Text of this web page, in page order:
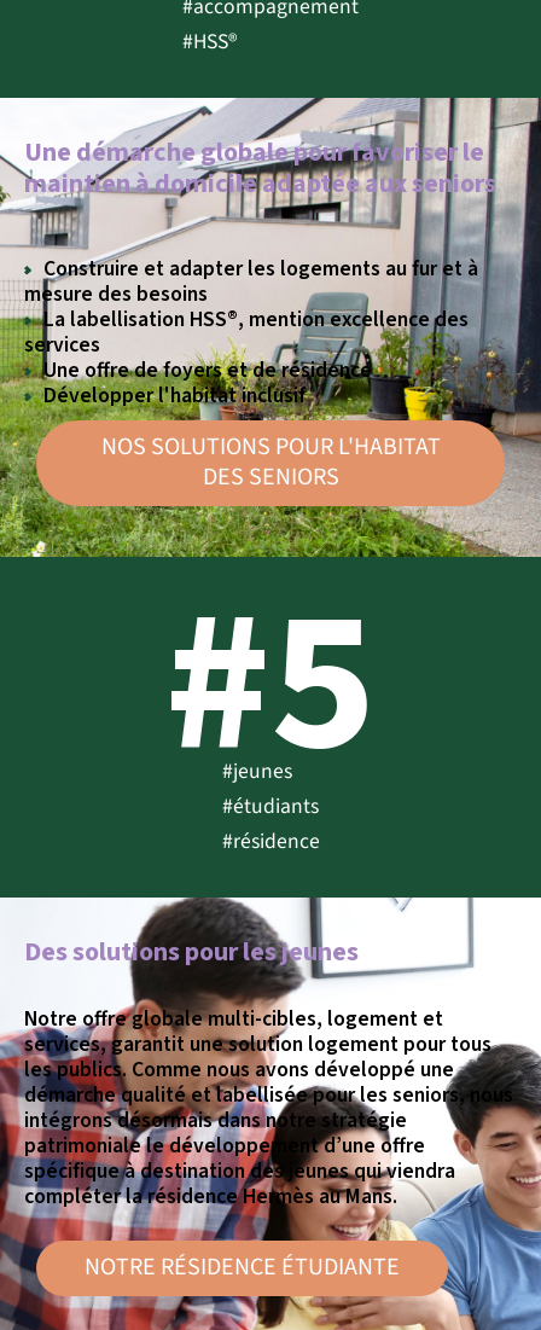
#accompagnement
#HSS®
Une démarche globale pour favoriser le
maintien à domicile adaptée aux seniors
Construire et adapter les logements au fur et à
mesure des besoins
La labellisation HSS®, mention excellence des
services
Une offre de foyers et de résidence
Développer l'habitat inclusif
NOS SOLUTIONS POUR L'HABITAT
DES SENIORS
#5
#jeunes
#étudiants
#résidence
​Des solutions pour les jeunes
Notre offre globale multi-cibles, logement et
services, garantit une solution logement pour tous
les publics. Comme nous avons développé une
démarche qualité et labellisée pour les seniors, nous
intégrons désormais dans notre stratégie
patrimoniale le développement d’une offre
spécifique à destination des jeunes qui viendra
compléter la résidence Hermès au Mans.
NOTRE RÉSIDENCE ÉTUDIANTE